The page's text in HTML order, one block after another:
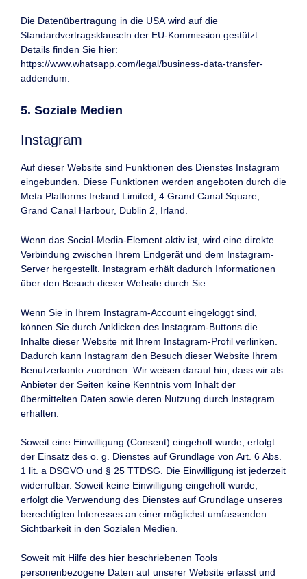
Die Datenübertragung in die USA wird auf die
Standardvertragsklauseln der EU-Kommission gestützt.
Details finden Sie hier:
https://www.whatsapp.com/legal/business-data-transfer-
addendum
5. Soziale Medien
Instagram
Auf dieser Website sind Funktionen des Dienstes Instagram
eingebunden. Diese Funktionen werden angeboten durch die
Meta Platforms Ireland Limited, 4 Grand Canal Square,
Grand Canal Harbour, Dublin 2, Irland.
Wenn das Social-Media-Element aktiv ist, wird eine direkte
Verbindung zwischen Ihrem Endgerät und dem Instagram-
Server hergestellt. Instagram erhält dadurch Informationen
über den Besuch dieser Website durch Sie.
Wenn Sie in Ihrem Instagram-Account eingeloggt sind,
können Sie durch Anklicken des Instagram-Buttons die
Inhalte dieser Website mit Ihrem Instagram-Profil verlinken.
Dadurch kann Instagram den Besuch dieser Website Ihrem
Benutzerkonto zuordnen. Wir weisen darauf hin, dass wir als
Anbieter der Seiten keine Kenntnis vom Inhalt der
übermittelten Daten sowie deren Nutzung durch Instagram
erhalten.
Soweit eine Einwilligung (Consent) eingeholt wurde, erfolgt
der Einsatz des o. g. Dienstes auf Grundlage von Art. 6 Abs.
1 lit. a DSGVO und § 25 TTDSG. Die Einwilligung ist jederzeit
widerrufbar. Soweit keine Einwilligung eingeholt wurde,
erfolgt die Verwendung des Dienstes auf Grundlage unseres
berechtigten Interesses an einer möglichst umfassenden
Sichtbarkeit in den Sozialen Medien.
Soweit mit Hilfe des hier beschriebenen Tools
personenbezogene Daten auf unserer Website erfasst und